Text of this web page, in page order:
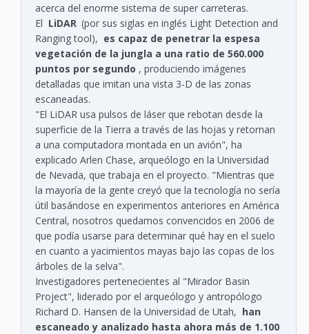
acerca del enorme sistema de super carreteras.
El LiDAR (por sus siglas en inglés Light Detection and
Ranging tool), es capaz de penetrar la espesa
vegetación de la jungla a una ratio de 560.000
puntos por segundo , produciendo imágenes
detalladas que imitan una vista 3-D de las zonas
escaneadas.
"El LiDAR usa pulsos de láser que rebotan desde la
superficie de la Tierra a través de las hojas y retornan
a una computadora montada en un avión", ha
explicado Arlen Chase, arqueólogo en la Universidad
de Nevada, que trabaja en el proyecto. "Mientras que
la mayoría de la gente creyó que la tecnología no sería
útil basándose en experimentos anteriores en América
Central, nosotros quedamos convencidos en 2006 de
que podía usarse para determinar qué hay en el suelo
en cuanto a yacimientos mayas bajo las copas de los
árboles de la selva".
Investigadores pertenecientes al "Mirador Basin
Project", liderado por el arqueólogo y antropólogo
Richard D. Hansen de la Universidad de Utah, han
escaneado y analizado hasta ahora más de 1.100